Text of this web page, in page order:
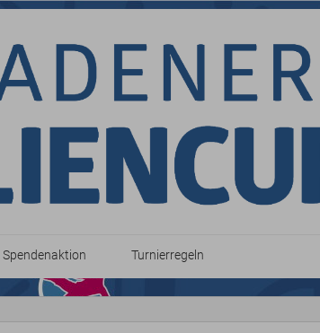
Spendenaktion
2026
Turnierregeln